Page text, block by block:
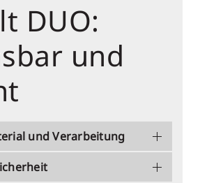
DUO:
und
und Verarbeitung